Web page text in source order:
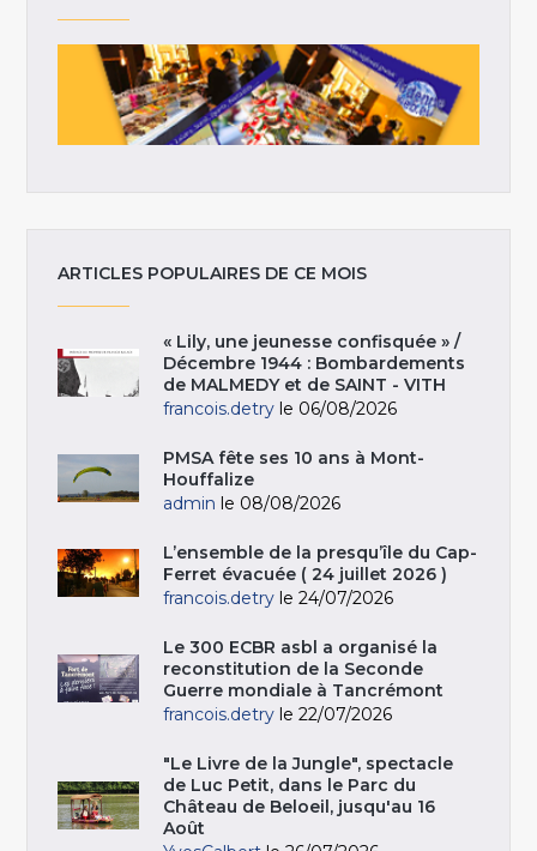
ARTICLES POPULAIRES DE CE MOIS
« Lily, une jeunesse confisquée » /
Décembre 1944 : Bombardements
de MALMEDY et de SAINT - VITH
francois.detry le 06/08/2026
PMSA fête ses 10 ans à Mont-
Houffalize
admin le 08/08/2026
L’ensemble de la presqu’île du Cap-
Ferret évacuée ( 24 juillet 2026 )
francois.detry le 24/07/2026
Le 300 ECBR asbl a organisé la
reconstitution de la Seconde
Guerre mondiale à Tancrémont
francois.detry le 22/07/2026
"Le Livre de la Jungle", spectacle
de Luc Petit, dans le Parc du
Château de Beloeil, jusqu'au 16
Août